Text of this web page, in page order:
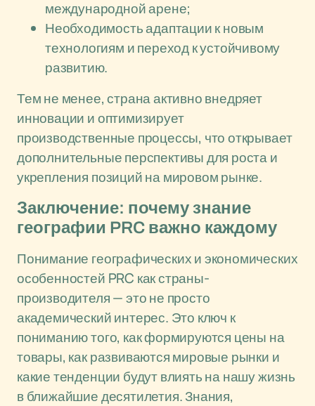
международной арене;
Необходимость адаптации к новым
технологиям и переход к устойчивому
развитию.
Тем не менее, страна активно внедряет
инновации и оптимизирует
производственные процессы, что открывает
дополнительные перспективы для роста и
укрепления позиций на мировом рынке.
Заключение: почему знание
географии PRC важно каждому
Понимание географических и экономических
особенностей PRC как страны-
производителя — это не просто
академический интерес. Это ключ к
пониманию того, как формируются цены на
товары, как развиваются мировые рынки и
какие тенденции будут влиять на нашу жизнь
в ближайшие десятилетия. Знания,